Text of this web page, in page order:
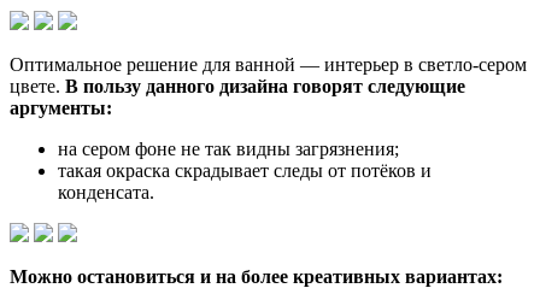
Оптимальное решение для ванной — интерьер в светло-сером
цвете. В пользу данного дизайна говорят следующие
аргументы:
на сером фоне не так видны загрязнения;
такая окраска скрадывает следы от потёков и
конденсата.
Можно остановиться и на более креативных вариантах: